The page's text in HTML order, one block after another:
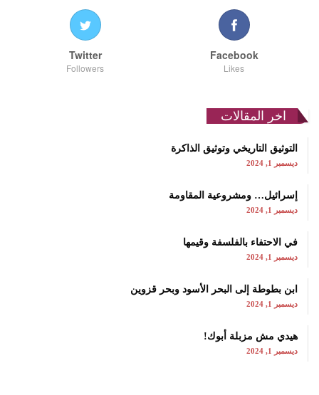
Facebook
Likes
Twitter
Followers
اخر المقالات
التوثيق التاريخي وتوثيق الذاكرة
ديسمبر 1, 2024
إسرائيل… ومشروعية المقاومة
ديسمبر 1, 2024
في الاحتفاء بالفلسفة وقيمها
ديسمبر 1, 2024
ابن بطوطة إلى البحر الأسود وبحر قزوين
ديسمبر 1, 2024
هيدي مش مزبلة أبوك!
ديسمبر 1, 2024